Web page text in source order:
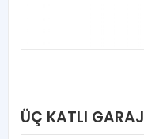
ÜÇ KATLI GARAJ